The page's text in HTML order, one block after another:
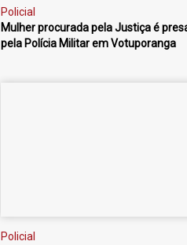
Policial
Mulher procurada pela Justiça é
pela Polícia Militar em Votuporanga
Policial